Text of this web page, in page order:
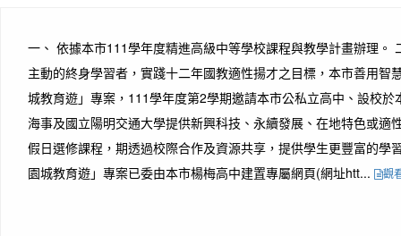
一、 依據本市111學年度精進高級中等學校課程與教學計畫辦理。
主動的終身學習者，實踐十二年國教適性揚才之目標，本市善用智
城教育遊」專案，111學年度第2學期邀請本市公私立高中、設校於
海事及國立陽明交通大學提供新興科技、永續發展、在地特色或適
假日選修課程，期透過校際合作及資源共享，提供學生更豐富的學
園城教育遊」專案已委由本市楊梅高中建置專屬網頁(網址htt...
觀